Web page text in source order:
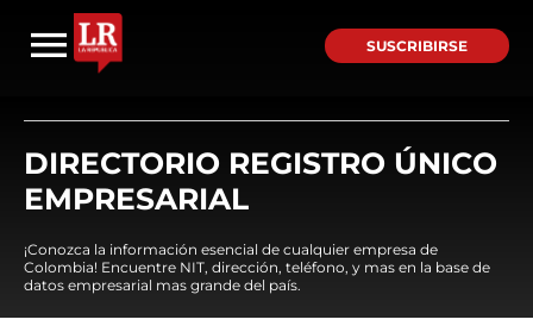
SUSCRIBIRSE
DIRECTORIO REGISTRO ÚNICO
EMPRESARIAL
¡Conozca la información esencial de cualquier empresa de
Colombia! Encuentre NIT, dirección, teléfono, y mas en la base de
datos empresarial mas grande del país.